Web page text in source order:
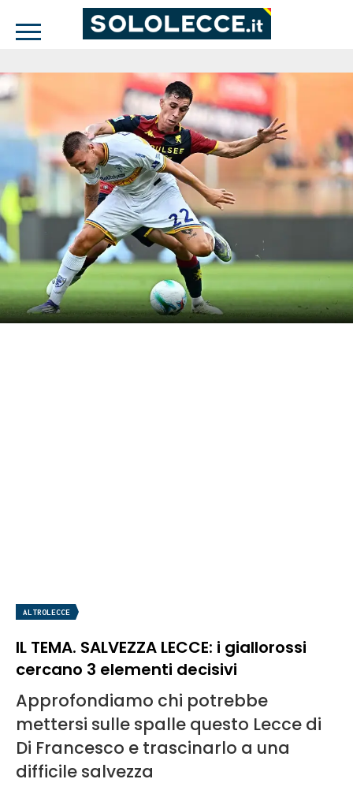
ALTROLECCE
IL TEMA. SALVEZZA LECCE: i giallorossi
cercano 3 elementi decisivi
Approfondiamo chi potrebbe
mettersi sulle spalle questo Lecce di
Di Francesco e trascinarlo a una
difficile salvezza